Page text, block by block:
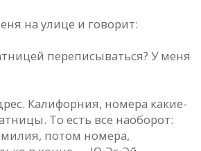
на улице и говорит:
переписываться? У меня
Калифорния, номера какие-
То есть все наоборот:
потом номера,